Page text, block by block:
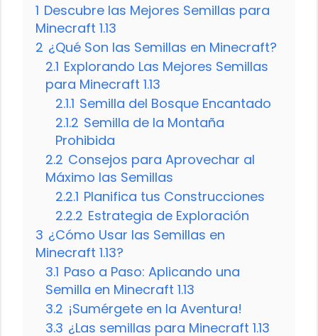
1 Descubre las Mejores Semillas para
Minecraft 1.13
2 ¿Qué Son las Semillas en Minecraft?
2.1 Explorando Las Mejores Semillas
para Minecraft 1.13
2.1.1 Semilla del Bosque Encantado
2.1.2 Semilla de la Montaña
Prohibida
2.2 Consejos para Aprovechar al
Máximo las Semillas
2.2.1 Planifica tus Construcciones
2.2.2 Estrategia de Exploración
3 ¿Cómo Usar las Semillas en
Minecraft 1.13?
3.1 Paso a Paso: Aplicando una
Semilla en Minecraft 1.13
3.2 ¡Sumérgete en la Aventura!
3.3 ¿Las semillas para Minecraft 1.13